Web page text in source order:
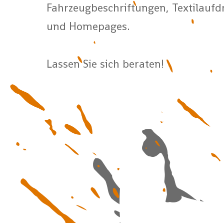
Fahrzeugbeschriftungen,
und Homepages.
Lassen Sie sich beraten!